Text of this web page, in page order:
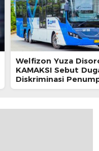
Welfizon Yuza
KAMAKSI Sebut
Diskriminasi
TransJakarta